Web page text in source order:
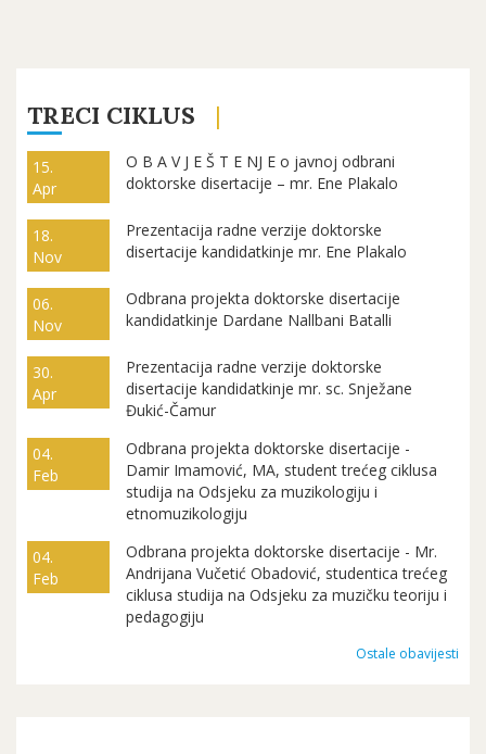
TRECI CIKLUS
15.
Apr
O B A V J E Š T E NJ E o javnoj odbrani
doktorske disertacije – mr. Ene Plakalo
18.
Nov
Prezentacija radne verzije doktorske
disertacije kandidatkinje mr. Ene Plakalo
06.
Nov
Odbrana projekta doktorske disertacije
kandidatkinje Dardane Nallbani Batalli
30.
Apr
Prezentacija radne verzije doktorske
disertacije kandidatkinje mr. sc. Snježane
Đukić-Čamur
04.
Feb
Odbrana projekta doktorske disertacije -
Damir Imamović, MA, student trećeg ciklusa
studija na Odsjeku za muzikologiju i
etnomuzikologiju
04.
Feb
Odbrana projekta doktorske disertacije - Mr.
Andrijana Vučetić Obadović, studentica trećeg
ciklusa studija na Odsjeku za muzičku teoriju i
pedagogiju
Ostale obavijesti